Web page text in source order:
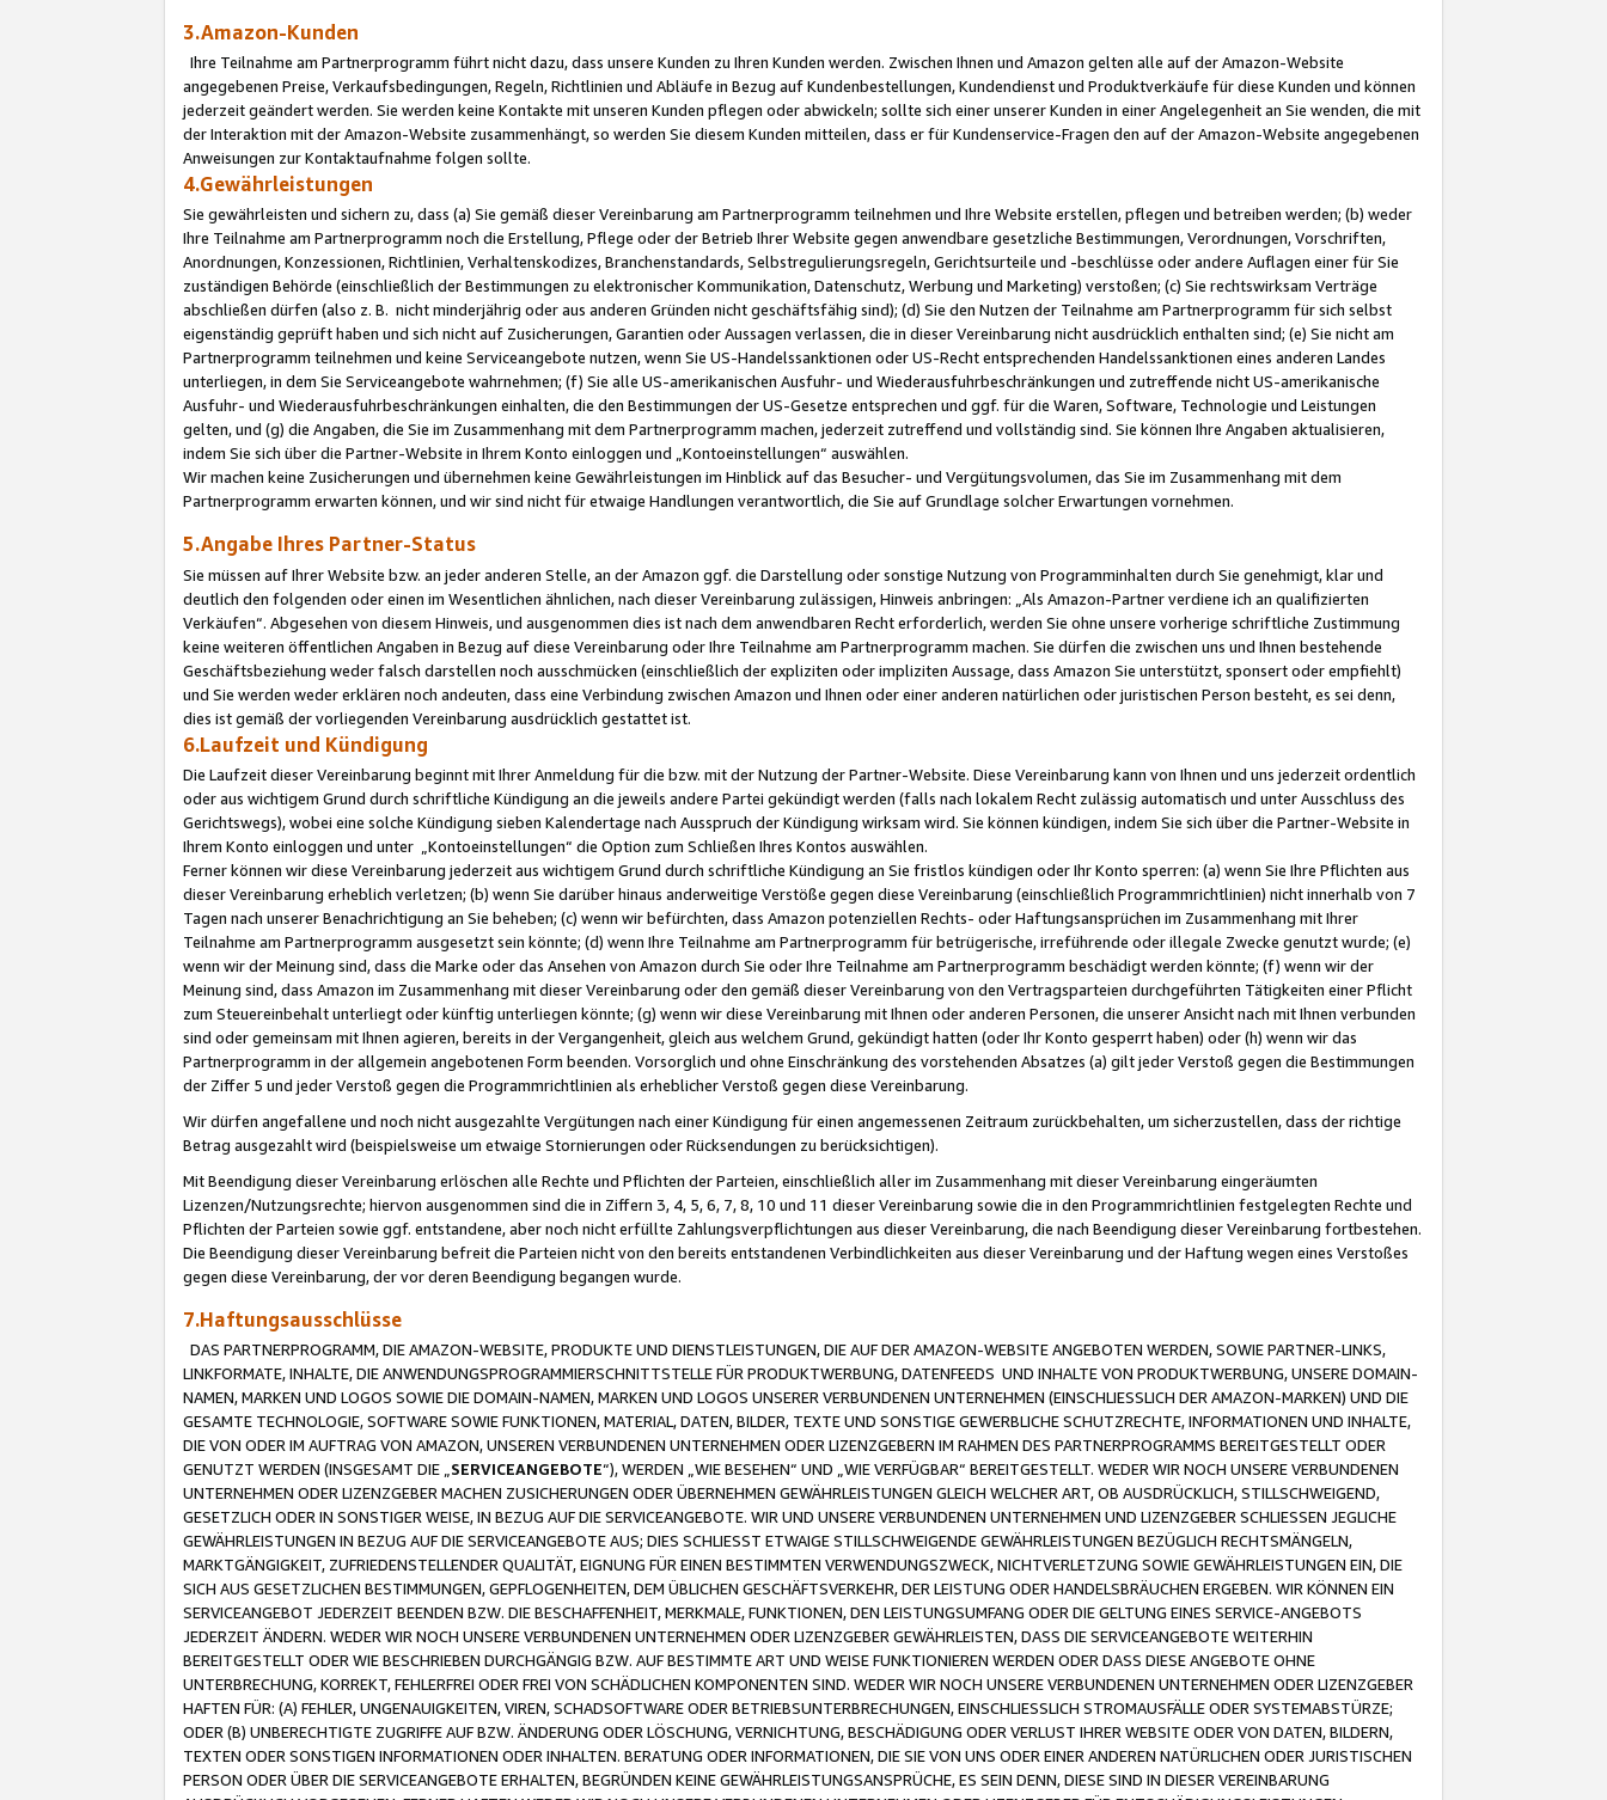
3.Amazon-Kunden
Ihre Teilnahme am Partnerprogramm führt nicht dazu, dass unsere Kunden zu Ihren Kunden werden. Zwischen Ihnen und Amazon gelten alle auf der Amazon-Website
angegebenen Preise, Verkaufsbedingungen, Regeln, Richtlinien und Abläufe in Bezug auf Kundenbestellungen, Kundendienst und Produktverkäufe für diese Kunden und können
jederzeit geändert werden. Sie werden keine Kontakte mit unseren Kunden pflegen oder abwickeln; sollte sich einer unserer Kunden in einer Angelegenheit an Sie wenden, die mit
der Interaktion mit der Amazon-Website zusammenhängt, so werden Sie diesem Kunden mitteilen, dass er für Kundenservice-Fragen den auf der Amazon-Website angegebenen
Anweisungen zur Kontaktaufnahme folgen sollte.
4.Gewährleistungen
Sie gewährleisten und sichern zu, dass (a) Sie gemäß dieser Vereinbarung am Partnerprogramm teilnehmen und Ihre Website erstellen, pflegen und betreiben werden; (b) weder
Ihre Teilnahme am Partnerprogramm noch die Erstellung, Pflege oder der Betrieb Ihrer Website gegen anwendbare gesetzliche Bestimmungen, Verordnungen, Vorschriften,
Anordnungen, Konzessionen, Richtlinien, Verhaltenskodizes, Branchenstandards, Selbstregulierungsregeln, Gerichtsurteile und -beschlüsse oder andere Auflagen einer für Sie
zuständigen Behörde (einschließlich der Bestimmungen zu elektronischer Kommunikation, Datenschutz, Werbung und Marketing) verstoßen; (c) Sie rechtswirksam Verträge
abschließen dürfen (also z. B. nicht minderjährig oder aus anderen Gründen nicht geschäftsfähig sind); (d) Sie den Nutzen der Teilnahme am Partnerprogramm für sich selbst
eigenständig geprüft haben und sich nicht auf Zusicherungen, Garantien oder Aussagen verlassen, die in dieser Vereinbarung nicht ausdrücklich enthalten sind; (e) Sie nicht am
Partnerprogramm teilnehmen und keine Serviceangebote nutzen, wenn Sie US-Handelssanktionen oder US-Recht entsprechenden Handelssanktionen eines anderen Landes
unterliegen, in dem Sie Serviceangebote wahrnehmen; (f) Sie alle US-amerikanischen Ausfuhr- und Wiederausfuhrbeschränkungen und zutreffende nicht US-amerikanische
Ausfuhr- und Wiederausfuhrbeschränkungen einhalten, die den Bestimmungen der US-Gesetze entsprechen und ggf. für die Waren, Software, Technologie und Leistungen
gelten, und (g) die Angaben, die Sie im Zusammenhang mit dem Partnerprogramm machen, jederzeit zutreffend und vollständig sind. Sie können Ihre Angaben aktualisieren,
indem Sie sich über die Partner-Website in Ihrem Konto einloggen und „Kontoeinstellungen“ auswählen.
Wir machen keine Zusicherungen und übernehmen keine Gewährleistungen im Hinblick auf das Besucher- und Vergütungsvolumen, das Sie im Zusammenhang mit dem
Partnerprogramm erwarten können, und wir sind nicht für etwaige Handlungen verantwortlich, die Sie auf Grundlage solcher Erwartungen vornehmen.
5.Angabe Ihres Partner-Status
Sie müssen auf Ihrer Website bzw. an jeder anderen Stelle, an der Amazon ggf. die Darstellung oder sonstige Nutzung von Programminhalten durch Sie genehmigt, klar und
deutlich den folgenden oder einen im Wesentlichen ähnlichen, nach dieser Vereinbarung zulässigen, Hinweis anbringen: „Als Amazon-Partner verdiene ich an qualifizierten
Verkäufen“. Abgesehen von diesem Hinweis, und ausgenommen dies ist nach dem anwendbaren Recht erforderlich, werden Sie ohne unsere vorherige schriftliche Zustimmung
keine weiteren öffentlichen Angaben in Bezug auf diese Vereinbarung oder Ihre Teilnahme am Partnerprogramm machen. Sie dürfen die zwischen uns und Ihnen bestehende
Geschäftsbeziehung weder falsch darstellen noch ausschmücken (einschließlich der expliziten oder impliziten Aussage, dass Amazon Sie unterstützt, sponsert oder empfiehlt)
und Sie werden weder erklären noch andeuten, dass eine Verbindung zwischen Amazon und Ihnen oder einer anderen natürlichen oder juristischen Person besteht, es sei denn,
dies ist gemäß der vorliegenden Vereinbarung ausdrücklich gestattet ist.
6.Laufzeit und Kündigung
Die Laufzeit dieser Vereinbarung beginnt mit Ihrer Anmeldung für die bzw. mit der Nutzung der Partner-Website. Diese Vereinbarung kann von Ihnen und uns jederzeit ordentlich
oder aus wichtigem Grund durch schriftliche Kündigung an die jeweils andere Partei gekündigt werden (falls nach lokalem Recht zulässig automatisch und unter Ausschluss des
Gerichtswegs), wobei eine solche Kündigung sieben Kalendertage nach Ausspruch der Kündigung wirksam wird. Sie können kündigen, indem Sie sich über die Partner-Website in
Ihrem Konto einloggen und unter „Kontoeinstellungen“ die Option zum Schließen Ihres Kontos auswählen.
Ferner können wir diese Vereinbarung jederzeit aus wichtigem Grund durch schriftliche Kündigung an Sie fristlos kündigen oder Ihr Konto sperren: (a) wenn Sie Ihre Pflichten aus
dieser Vereinbarung erheblich verletzen; (b) wenn Sie darüber hinaus anderweitige Verstöße gegen diese Vereinbarung (einschließlich Programmrichtlinien) nicht innerhalb von 7
Tagen nach unserer Benachrichtigung an Sie beheben; (c) wenn wir befürchten, dass Amazon potenziellen Rechts- oder Haftungsansprüchen im Zusammenhang mit Ihrer
Teilnahme am Partnerprogramm ausgesetzt sein könnte; (d) wenn Ihre Teilnahme am Partnerprogramm für betrügerische, irreführende oder illegale Zwecke genutzt wurde; (e)
wenn wir der Meinung sind, dass die Marke oder das Ansehen von Amazon durch Sie oder Ihre Teilnahme am Partnerprogramm beschädigt werden könnte; (f) wenn wir der
Meinung sind, dass Amazon im Zusammenhang mit dieser Vereinbarung oder den gemäß dieser Vereinbarung von den Vertragsparteien durchgeführten Tätigkeiten einer Pflicht
zum Steuereinbehalt unterliegt oder künftig unterliegen könnte; (g) wenn wir diese Vereinbarung mit Ihnen oder anderen Personen, die unserer Ansicht nach mit Ihnen verbunden
sind oder gemeinsam mit Ihnen agieren, bereits in der Vergangenheit, gleich aus welchem Grund, gekündigt hatten (oder Ihr Konto gesperrt haben) oder (h) wenn wir das
Partnerprogramm in der allgemein angebotenen Form beenden. Vorsorglich und ohne Einschränkung des vorstehenden Absatzes (a) gilt jeder Verstoß gegen die Bestimmungen
der Ziffer 5 und jeder Verstoß gegen die Programmrichtlinien als erheblicher Verstoß gegen diese Vereinbarung.
Wir dürfen angefallene und noch nicht ausgezahlte Vergütungen nach einer Kündigung für einen angemessenen Zeitraum zurückbehalten, um sicherzustellen, dass der richtige
Betrag ausgezahlt wird (beispielsweise um etwaige Stornierungen oder Rücksendungen zu berücksichtigen).
Mit Beendigung dieser Vereinbarung erlöschen alle Rechte und Pflichten der Parteien, einschließlich aller im Zusammenhang mit dieser Vereinbarung eingeräumten
Lizenzen/Nutzungsrechte; hiervon ausgenommen sind die in Ziffern 3, 4, 5, 6, 7, 8, 10 und 11 dieser Vereinbarung sowie die in den Programmrichtlinien festgelegten Rechte und
Pflichten der Parteien sowie ggf. entstandene, aber noch nicht erfüllte Zahlungsverpflichtungen aus dieser Vereinbarung, die nach Beendigung dieser Vereinbarung fortbestehen.
Die Beendigung dieser Vereinbarung befreit die Parteien nicht von den bereits entstandenen Verbindlichkeiten aus dieser Vereinbarung und der Haftung wegen eines Verstoßes
gegen diese Vereinbarung, der vor deren Beendigung begangen wurde.
7.Haftungsausschlüsse
DAS PARTNERPROGRAMM, DIE AMAZON-WEBSITE, PRODUKTE UND DIENSTLEISTUNGEN, DIE AUF DER AMAZON-WEBSITE ANGEBOTEN WERDEN, SOWIE PARTNER-LINKS,
LINKFORMATE, INHALTE, DIE ANWENDUNGSPROGRAMMIERSCHNITTSTELLE FÜR PRODUKTWERBUNG, DATENFEEDS UND INHALTE VON PRODUKTWERBUNG, UNSERE DOMAIN-
NAMEN, MARKEN UND LOGOS SOWIE DIE DOMAIN-NAMEN, MARKEN UND LOGOS UNSERER VERBUNDENEN UNTERNEHMEN (EINSCHLIESSLICH DER AMAZON-MARKEN) UND DIE
GESAMTE TECHNOLOGIE, SOFTWARE SOWIE FUNKTIONEN, MATERIAL, DATEN, BILDER, TEXTE UND SONSTIGE GEWERBLICHE SCHUTZRECHTE, INFORMATIONEN UND INHALTE,
DIE VON ODER IM AUFTRAG VON AMAZON, UNSEREN VERBUNDENEN UNTERNEHMEN ODER LIZENZGEBERN IM RAHMEN DES PARTNERPROGRAMMS BEREITGESTELLT ODER
GENUTZT WERDEN (INSGESAMT DIE „ SERVICEANGEBOTE“), WERDEN „WIE BESEHEN“ UND „WIE VERFÜGBAR“ BEREITGESTELLT. WEDER WIR NOCH UNSERE VERBUNDENEN
UNTERNEHMEN ODER LIZENZGEBER MACHEN ZUSICHERUNGEN ODER ÜBERNEHMEN GEWÄHRLEISTUNGEN GLEICH WELCHER ART, OB AUSDRÜCKLICH, STILLSCHWEIGEND,
GESETZLICH ODER IN SONSTIGER WEISE, IN BEZUG AUF DIE SERVICEANGEBOTE. WIR UND UNSERE VERBUNDENEN UNTERNEHMEN UND LIZENZGEBER SCHLIESSEN JEGLICHE
GEWÄHRLEISTUNGEN IN BEZUG AUF DIE SERVICEANGEBOTE AUS; DIES SCHLIESST ETWAIGE STILLSCHWEIGENDE GEWÄHRLEISTUNGEN BEZÜGLICH RECHTSMÄNGELN,
MARKTGÄNGIGKEIT, ZUFRIEDENSTELLENDER QUALITÄT, EIGNUNG FÜR EINEN BESTIMMTEN VERWENDUNGSZWECK, NICHTVERLETZUNG SOWIE GEWÄHRLEISTUNGEN EIN, DIE
SICH AUS GESETZLICHEN BESTIMMUNGEN, GEPFLOGENHEITEN, DEM ÜBLICHEN GESCHÄFTSVERKEHR, DER LEISTUNG ODER HANDELSBRÄUCHEN ERGEBEN. WIR KÖNNEN EIN
SERVICEANGEBOT JEDERZEIT BEENDEN BZW. DIE BESCHAFFENHEIT, MERKMALE, FUNKTIONEN, DEN LEISTUNGSUMFANG ODER DIE GELTUNG EINES SERVICE-ANGEBOTS
JEDERZEIT ÄNDERN. WEDER WIR NOCH UNSERE VERBUNDENEN UNTERNEHMEN ODER LIZENZGEBER GEWÄHRLEISTEN, DASS DIE SERVICEANGEBOTE WEITERHIN
BEREITGESTELLT ODER WIE BESCHRIEBEN DURCHGÄNGIG BZW. AUF BESTIMMTE ART UND WEISE FUNKTIONIEREN WERDEN ODER DASS DIESE ANGEBOTE OHNE
UNTERBRECHUNG, KORREKT, FEHLERFREI ODER FREI VON SCHÄDLICHEN KOMPONENTEN SIND. WEDER WIR NOCH UNSERE VERBUNDENEN UNTERNEHMEN ODER LIZENZGEBER
HAFTEN FÜR: (A) FEHLER, UNGENAUIGKEITEN, VIREN, SCHADSOFTWARE ODER BETRIEBSUNTERBRECHUNGEN, EINSCHLIESSLICH STROMAUSFÄLLE ODER SYSTEMABSTÜRZE;
ODER (B) UNBERECHTIGTE ZUGRIFFE AUF BZW. ÄNDERUNG ODER LÖSCHUNG, VERNICHTUNG, BESCHÄDIGUNG ODER VERLUST IHRER WEBSITE ODER VON DATEN, BILDERN,
TEXTEN ODER SONSTIGEN INFORMATIONEN ODER INHALTEN. BERATUNG ODER INFORMATIONEN, DIE SIE VON UNS ODER EINER ANDEREN NATÜRLICHEN ODER JURISTISCHEN
PERSON ODER ÜBER DIE SERVICEANGEBOTE ERHALTEN, BEGRÜNDEN KEINE GEWÄHRLEISTUNGSANSPRÜCHE, ES SEIN DENN, DIESE SIND IN DIESER VEREINBARUNG